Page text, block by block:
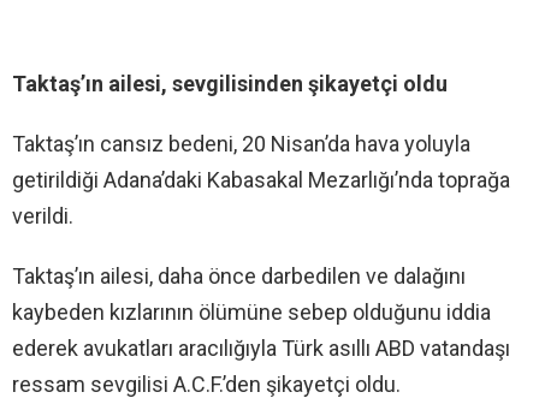
Taktaş’ın ailesi, sevgilisinden şikayetçi oldu
Taktaş’ın cansız bedeni, 20 Nisan’da hava yoluyla
getirildiği Adana’daki Kabasakal Mezarlığı’nda toprağa
verildi.
Taktaş’ın ailesi, daha önce darbedilen ve dalağını
kaybeden kızlarının ölümüne sebep olduğunu iddia
ederek avukatları aracılığıyla Türk asıllı ABD vatandaşı
ressam sevgilisi A.C.F.’den şikayetçi oldu.